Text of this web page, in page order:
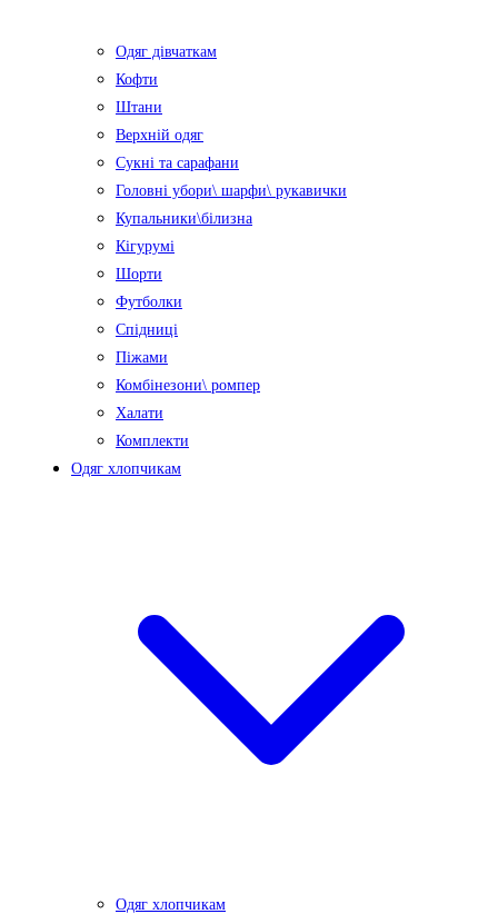
Одяг дівчаткам
Кофти
Штани
Верхній одяг
Сукні та сарафани
Головні убори\ шарфи\ рукавички
Купальники\білизна
Кігурумі
Шорти
Футболки
Спідниці
Піжами
Комбінезони\ ромпер
Халати
Комплекти
Одяг хлопчикам
Одяг хлопчикам